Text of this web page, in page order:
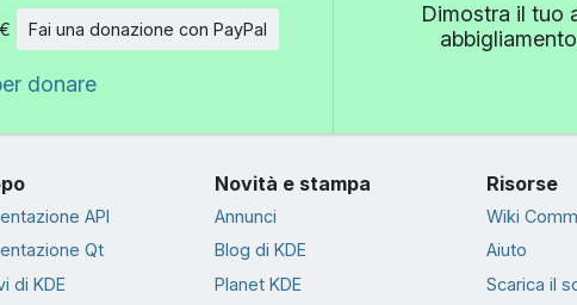
Importo
€ Fai una donazione con PayPal
donare
Dimostra il tuo
API
Qt
di KDE
Novità e stampa
Annunci
Blog di KDE
Planet KDE
Risorse
Wiki
Aiuto
Scarica il